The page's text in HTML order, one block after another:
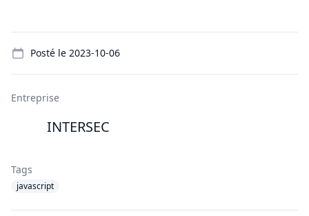
Posté le 2023-10-06
Entreprise
INTERSEC
Tags
javascript